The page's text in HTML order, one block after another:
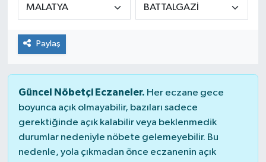
Paylaş
Güncel Nöbetçi Eczaneler. Her eczane gece
boyunca açık olmayabilir, bazıları sadece
gerektiğinde açık kalabilir veya beklenmedik
durumlar nedeniyle nöbete gelemeyebilir. Bu
nedenle, yola çıkmadan önce eczanenin açık
KİĞI
MERKEZ
SAĞLIK
SİYASET